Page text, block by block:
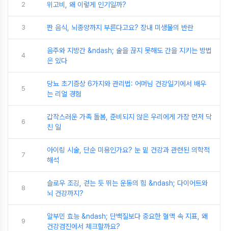
2 위고비, 왜 이렇게 인기일까?
3 짠 음식, 뇌종양까지 부른다고요? 장내 미생물의 반란
4
음주와 지방간 &ndash; 술을 끊지 못해도 간을 지키는 방법
은 있다
5
당뇨 초기증상 6가지와 관리법: 어머님 건강일기에서 배우
는 리얼 경험
6
갑작스러운 가족 돌봄, 준비되지 않은 우리에게 가장 먼저 닥
친 일
7
아이링 시술, 단순 미용인가요? 눈 밑 건강과 관련된 의학적
해석
8
슬로우 조깅, 걷는 듯 뛰는 운동의 힘 &ndash; 다이어트와
뇌 건강까지?
9
알부민 효능 &ndash; 단백질보다 중요한 혈액 속 지표, 왜
건강검진에서 체크할까요?